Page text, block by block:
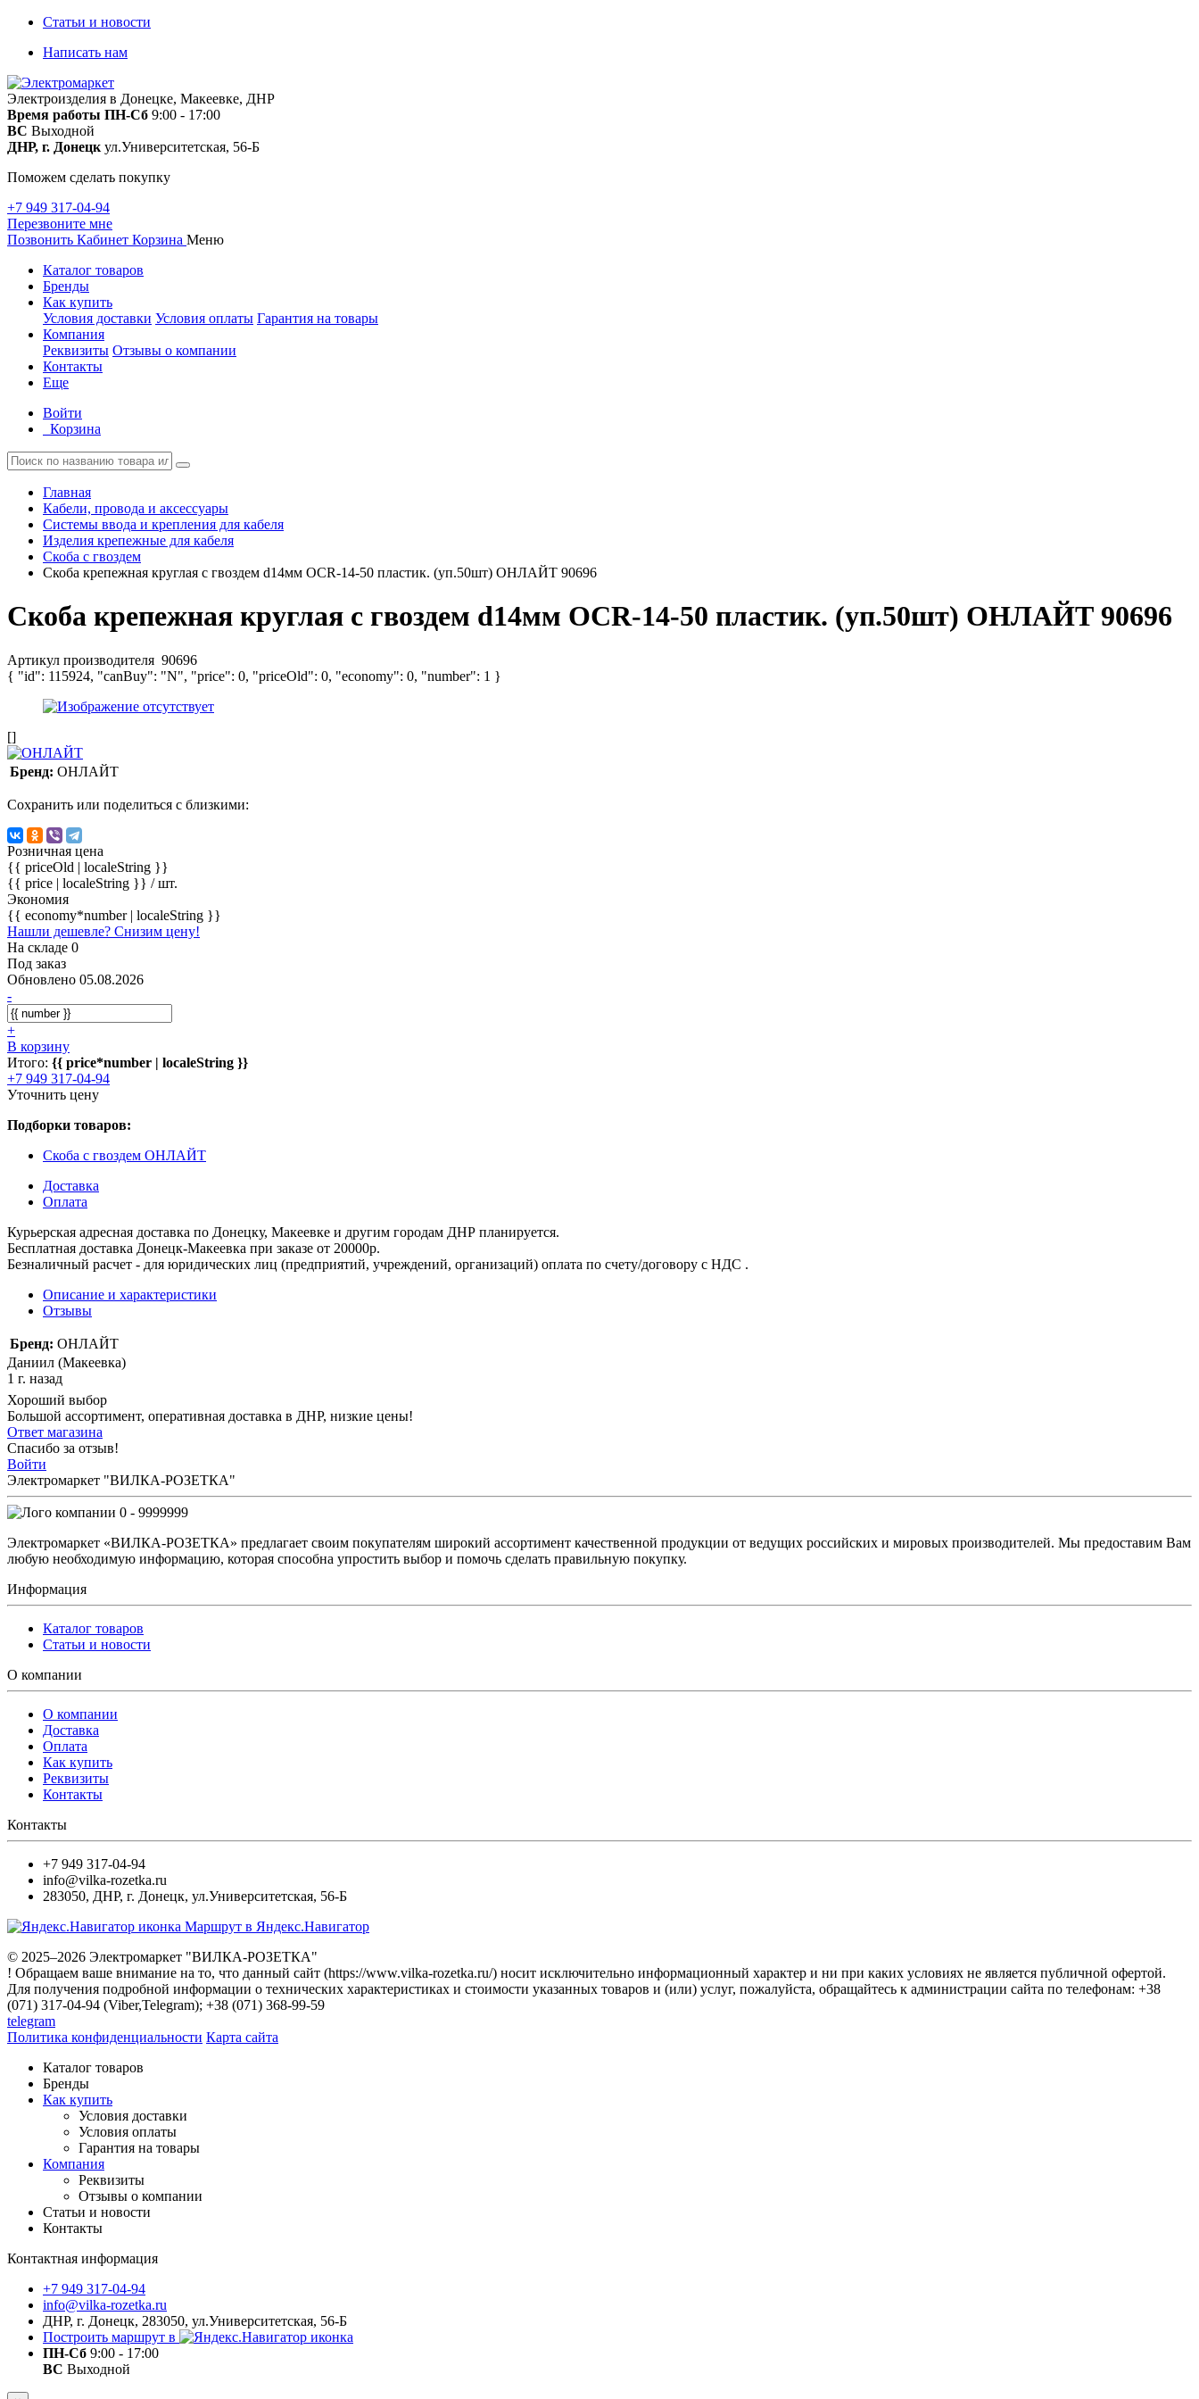
Статьи и новости
Написать нам
Электроизделия в Донецке, Макеевке, ДНР
Время работы ПН-Сб 9:00 - 17:00
ВС Выходной
ДНР, г. Донецк ул.Университетская, 56-Б
Поможем сделать покупку
+7 949 317-04-94
Перезвоните мне
Позвонить Кабинет Корзина Меню
Каталог товаров
Бренды
Как купить
Условия доставки Условия оплаты Гарантия на товары
Компания
Реквизиты Отзывы о компании
Контакты
Еще
Войти
Корзина
Главная
Кабели, провода и аксессуары
Системы ввода и крепления для кабеля
Изделия крепежные для кабеля
Скоба с гвоздем
Скоба крепежная круглая с гвоздем d14мм OCR-14-50 пластик. (уп.50шт) ОНЛАЙТ 90696
Скоба крепежная круглая с гвоздем d14мм OCR-14-50 пластик. (уп.50шт) ОНЛАЙТ 90696
Артикул производителя 90696
{ "id": 115924, "canBuy": "N", "price": 0, "priceOld": 0, "economy": 0, "number": 1 }
[]
Бренд: ОНЛАЙТ
Сохранить или поделиться с близкими:
Розничная цена
{{ priceOld | localeString }}
{{ price | localeString }} / шт.
Экономия
{{ economy*number | localeString }}
Нашли дешевле? Снизим цену!
На складе 0
Под заказ
Обновлено 05.08.2026
-
+
В корзину
Итого: {{ price*number | localeString }}
+7 949 317-04-94
Уточнить цену
Подборки товаров:
Скоба с гвоздем ОНЛАЙТ
Доставка
Оплата
Курьерская адресная доставка по Донецку, Макеевке и другим городам ДНР планируется.
Бесплатная доставка Донецк-Макеевка при заказе от 20000р.
Безналичный расчет - для юридических лиц (предприятий, учреждений, организаций) оплата по счету/договору с НДС .
Описание и характеристики
Отзывы
Бренд: ОНЛАЙТ
Даниил (Макеевка)
1 г. назад
Хороший выбор
Большой ассортимент, оперативная доставка в ДНР, низкие цены!
Ответ магазина
Спасибо за отзыв!
Войти
Электромаркет "ВИЛКА-РОЗЕТКА"
0 - 9999999
Электромаркет «ВИЛКА-РОЗЕТКА» предлагает своим покупателям широкий ассортимент качественной продукции от ведущих российских и мировых производителей. Мы предоставим Вам
любую необходимую информацию, которая способна упростить выбор и помочь сделать правильную покупку.
Информация
Каталог товаров
Статьи и новости
О компании
О компании
Доставка
Оплата
Как купить
Реквизиты
Контакты
Контакты
+7 949 317-04-94
info@vilka-rozetka.ru
283050, ДНР, г. Донецк, ул.Университетская, 56-Б
Маршрут в Яндекс.Навигатор
© 2025–2026 Электромаркет "ВИЛКА-РОЗЕТКА"
! Обращаем ваше внимание на то, что данный сайт (https://www.vilka-rozetka.ru/) носит исключительно информационный характер и ни при каких условиях не является публичной офертой.
Для получения подробной информации о технических характеристиках и стоимости указанных товаров и (или) услуг, пожалуйста, обращайтесь к администрации сайта по телефонам: +38
(071) 317-04-94 (Viber,Telegram); +38 (071) 368-99-59
telegram
Политика конфиденциальности Карта сайта
Каталог товаров
Бренды
Как купить
Условия доставки
Условия оплаты
Гарантия на товары
Компания
Реквизиты
Отзывы о компании
Статьи и новости
Контакты
Контактная информация
+7 949 317-04-94
info@vilka-rozetka.ru
ДНР, г. Донецк, 283050, ул.Университетская, 56-Б
Построить маршрут в
ПН-Сб 9:00 - 17:00
ВС Выходной